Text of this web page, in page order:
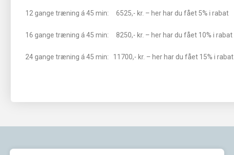
12 gange træning á 45 min: 6525,- kr. – her har du fået 5% i rabat
16 gange træning á 45 min: 8250,- kr. – her har du fået 10% i rabat
24 gange træning á 45 min: 11700,- kr. – her har du fået 15% i rabat